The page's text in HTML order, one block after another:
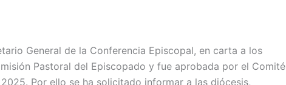
General de la Conferencia Episcopal, en carta a los
Pastoral del Episcopado y fue aprobada por el Comité
Por ello se ha solicitado informar a las diócesis,